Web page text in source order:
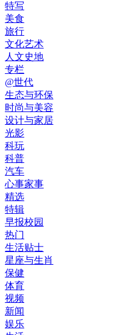
特写
美食
旅行
文化艺术
人文史地
专栏
@世代
生态与环保
时尚与美容
设计与家居
光影
科玩
科普
汽车
心事家事
精选
特辑
早报校园
热门
生活贴士
星座与生肖
保健
体育
视频
新闻
娱乐